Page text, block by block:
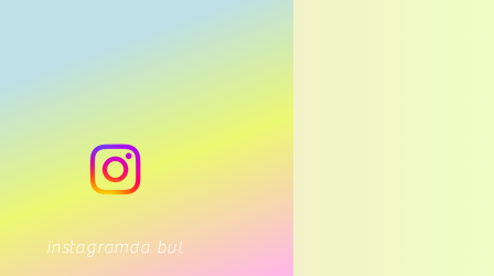
instagramda bul